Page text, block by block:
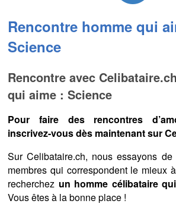
Rencontre homme qui
Science
Rencontre avec
qui aime : Science
Pour faire des rencontres
inscrivez-vous dès maintenant sur
Sur Celibataire.ch, nous essayons
membres qui correspondent le mieux
recherchez un homme célibataire
Vous êtes à la bonne place !